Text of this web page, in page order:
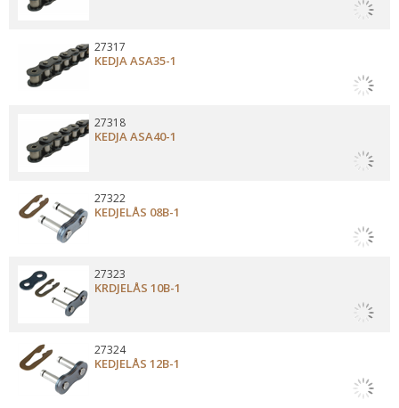
KEDJA ASA35-1
27317
KEDJA ASA40-1
27318
KEDJELÅS 08B-1
27322
KRDJELÅS 10B-1
27323
KEDJELÅS 12B-1
27324